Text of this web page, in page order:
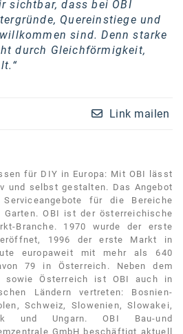
sichtbar, dass bei OBI
Quereinstiege und
sind. Denn starke
durch Gleichförmigkeit,
Link mailen
für DIY in Europa: Mit OBI lässt
und selbst gestalten. Das Angebot
für die Bereiche
Garten. OBI ist der österreichische
Branche. 1970 wurde der erste
1996 der erste Markt in
europaweit mit mehr als 640
79 in Österreich. Neben dem
sowie Österreich ist OBI auch in
Ländern vertreten: Bosnien-
Schweiz, Slowenien, Slowakei,
und Ungarn. OBI Bau-und
GmbH beschäftigt aktuell